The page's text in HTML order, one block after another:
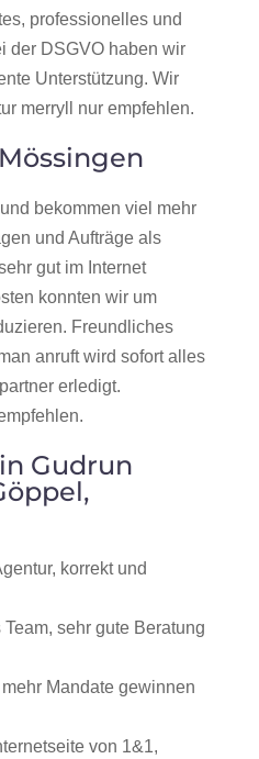
professionelles und
der DSGVO haben wir
Unterstützung. Wir
merryll nur empfehlen.
bekommen viel mehr
und Aufträge als
gut im Internet
konnten wir um
Freundliches
anruft wird sofort alles
erledigt.
Gudrun
korrekt und
sehr gute Beratung
Mandate gewinnen
von 1&1,